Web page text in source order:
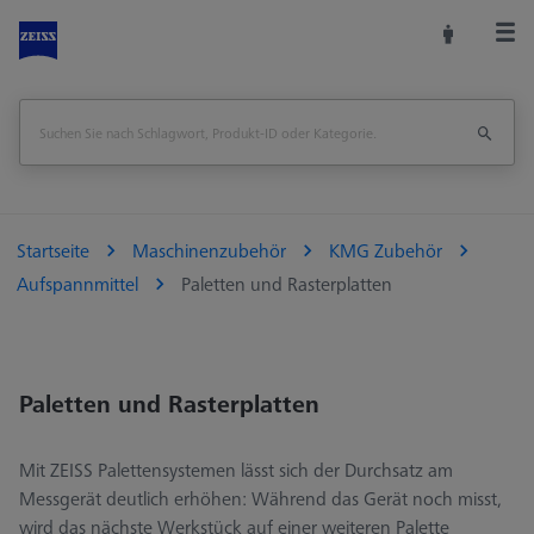
Startseite Maschinenzubehör
KMG Zubehör
Aufspannmittel
Paletten und Rasterplatten
Paletten und Rasterplatten
Mit ZEISS Palettensystemen lässt sich der Durchsatz am
Messgerät deutlich erhöhen: Während das Gerät noch misst,
wird das nächste Werkstück auf einer weiteren Palette